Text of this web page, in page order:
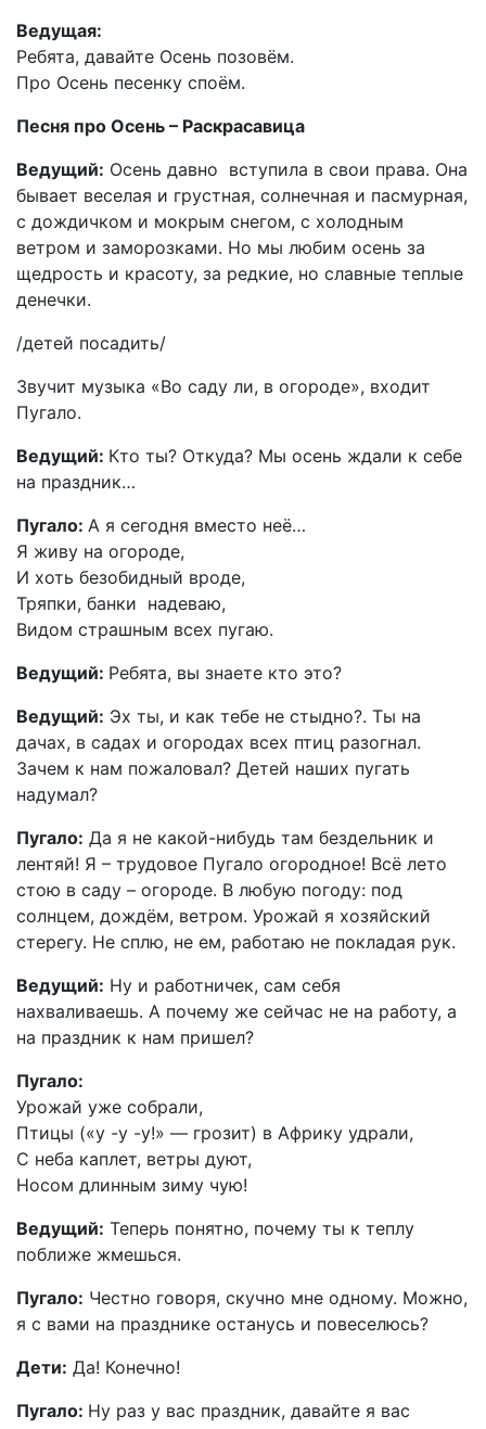
Ведущая:
Ребята, давайте Осень позовём.
Про Осень песенку споём.
Песня про Осень – Раскрасавица
Ведущий: Осень давно вступила в свои права. Она
бывает веселая и грустная, солнечная и пасмурная,
с дождичком и мокрым снегом, с холодным
ветром и заморозками. Но мы любим осень за
щедрость и красоту, за редкие, но славные теплые
денечки.
/детей посадить/
Звучит музыка «Во саду ли, в огороде», входит
Пугало.
Ведущий: Кто ты? Откуда? Мы осень ждали к себе
на праздник…
Пугало: А я сегодня вместо неё…
Я живу на огороде,
И хоть безобидный вроде,
Тряпки, банки надеваю,
Видом страшным всех пугаю.
Ведущий: Ребята, вы знаете кто это?
Ведущий: Эх ты, и как тебе не стыдно?. Ты на
дачах, в садах и огородах всех птиц разогнал.
Зачем к нам пожаловал? Детей наших пугать
надумал?
Пугало: Да я не какой-нибудь там бездельник и
лентяй! Я – трудовое Пугало огородное! Всё лето
стою в саду – огороде. В любую погоду: под
солнцем, дождём, ветром. Урожай я хозяйский
стерегу. Не сплю, не ем, работаю не покладая рук.
Ведущий: Ну и работничек, сам себя
нахваливаешь. А почему же сейчас не на работу, а
на праздник к нам пришел?
Пугало:
Урожай уже собрали,
Птицы («у -у -у!» — грозит) в Африку удрали,
С неба каплет, ветры дуют,
Носом длинным зиму чую!
Ведущий: Теперь понятно, почему ты к теплу
поближе жмешься.
Пугало: Честно говоря, скучно мне одному. Можно,
я с вами на празднике останусь и повеселюсь?
Дети: Да! Конечно!
Пугало: Ну раз у вас праздник, давайте я вас